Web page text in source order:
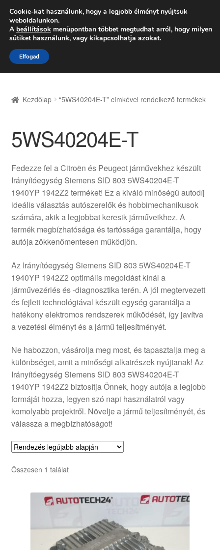
SZÁLLÍTÁS 2618 Ft-tól
Hétfő-Péntek 9:00–16:0006 80 088 054
Ugrás
a
navigációhoz
Kilépés
a
tartalomba
Adatvédelmi irányelvek
Felhasználási feltételek
Kifizetések
Panasz
Panaszkezelési szabályzat
Pénztár
Rólunk
Saját fiókom
Szállítás világszerte
Szekér
Kezdőlap “5WS40204E-T” címkével rendelkező termékek
5WS40204E-T
Fedezze fel a Citroën és Peugeot járművekhez készült
Irányítóegység Siemens SID 803 5WS40204E-T
1940YP 1942Z2 terméket! Ez a kiváló minőségű autodíj
ideális választás autószerelők és hobbimechanikusok
számára, akik a legjobbat keresik járműveikhez. A
termék megbízhatósága és tartóssága garantálja, hogy
autója zökkenőmentesen működjön.
Az Irányítóegység Siemens SID 803 5WS40204E-T
1940YP 1942Z2 optimális megoldást kínál a
járművezérlés és -diagnosztika terén. A jól megtervezett
és fejlett technológiával készült egység garantálja a
hatékony elektromos rendszerek működését, így javítva
a vezetési élményt és a jármű teljesítményét.
Ne habozzon, vásárolja meg most, és tapasztalja meg a
különbséget, amit a minőségi alkatrészek nyújtanak! Az
Irányítóegység Siemens SID 803 5WS40204E-T
1940YP 1942Z2 biztosítja Önnek, hogy autója a legjobb
formáját hozza, legyen szó napi használatról vagy
komolyabb projektről. Növelje a jármű teljesítményét, és
válassza a megbízhatóságot!
Összesen 1 találat
Cookie-kat használunk, hogy a legjobb élményt nyújtsuk
weboldalunkon.
A beállítások menüpontban többet megtudhat arról, hogy milyen
sütiket használunk, vagy kikapcsolhatja azokat.
Elfogad